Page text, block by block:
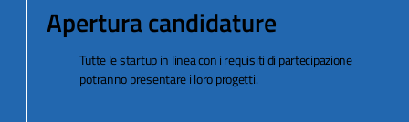
Apertura candidature
Tutte le startup in linea con i requisiti di partecipazione
potranno presentare i loro progetti.